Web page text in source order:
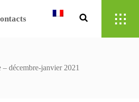
décembre-janvier 2021